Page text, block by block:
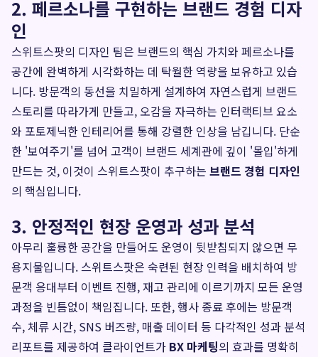
2. 페르소나를 구현하는 브랜드 경험 디자
인
스위트스팟의 디자인 팀은 브랜드의 핵심 가치와 페르소나를
공간에 완벽하게 시각화하는 데 탁월한 역량을 보유하고 있습
니다. 방문객의 동선을 치밀하게 설계하여 자연스럽게 브랜드
스토리를 따라가게 만들고, 오감을 자극하는 인터랙티브 요소
와 포토제닉한 인테리어를 통해 강렬한 인상을 남깁니다. 단순
한 '보여주기'를 넘어 고객이 브랜드 세계관에 깊이 '몰입'하게
만드는 것, 이것이 스위트스팟이 추구하는 브랜드 경험 디자인
의 핵심입니다.
3. 안정적인 현장 운영과 성과 분석
아무리 훌륭한 공간을 만들어도 운영이 뒷받침되지 않으면 무
용지물입니다. 스위트스팟은 숙련된 현장 인력을 배치하여 방
문객 응대부터 이벤트 진행, 재고 관리에 이르기까지 모든 운영
과정을 빈틈없이 책임집니다. 또한, 행사 종료 후에는 방문객
수, 체류 시간, SNS 버즈량, 매출 데이터 등 다각적인 성과 분석
리포트를 제공하여 클라이언트가 BX 마케팅의 효과를 명확히